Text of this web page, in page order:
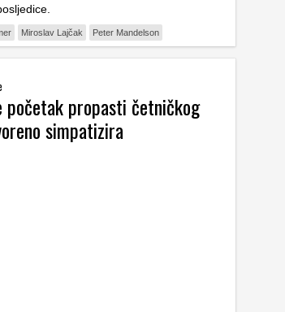
Miroslav Lajčak Peter Mandelson
početak propasti četničkog
simpatizira